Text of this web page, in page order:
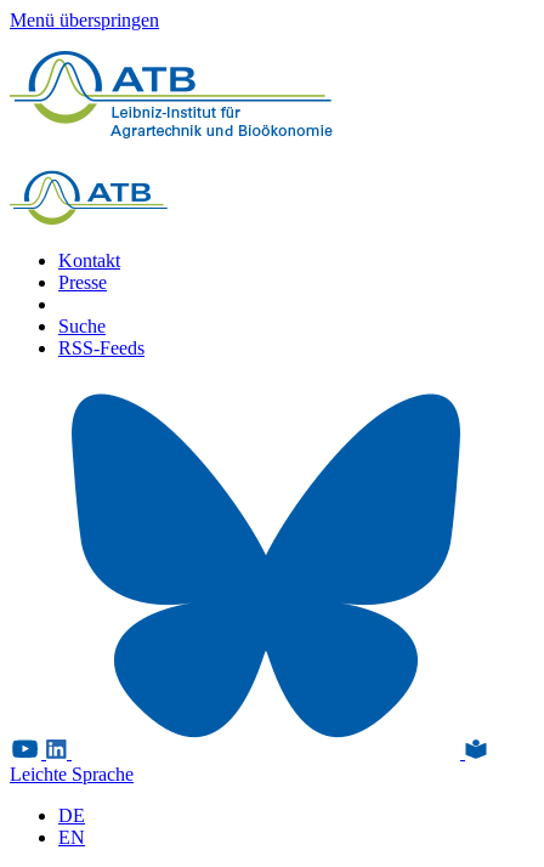
Menü überspringen
Kontakt
Presse
Suche
RSS-Feeds
Leichte Sprache
DE
EN